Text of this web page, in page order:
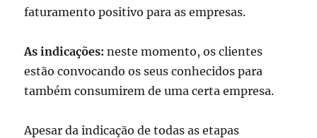
faturamento positivo para as empresas.
As indicações: neste momento, os clientes
estão convocando os seus conhecidos para
também consumirem de uma certa empresa.
Apesar da indicação de todas as etapas